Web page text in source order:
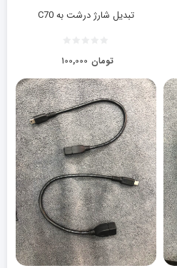
تبدیل شارژ درشت به C70
۱۰۰,۰۰۰ تومان